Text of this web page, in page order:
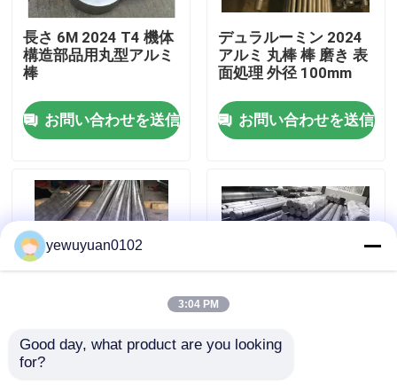
VRショー
私達について
品質管理
私達に連絡しなさい
長さ 6M 2024 T4 機体
構造部品用丸型アルミ
棒
お問い合わせを送信
デュラルーミン 2024
アルミ 丸棒 棒 磨き 表
面処理 外径 100mm
お問い合わせを送信
産業 2024 アルミ合金
丸いバー ミル 表面処
6061 T6 ソリッドアル
yewuyuan0102
3:04 PM
Good day, what product are you looking
for?